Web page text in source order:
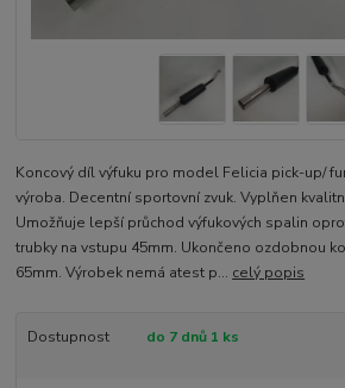
Koncový díl výfuku pro model Felicia pick-up/
výroba. Decentní sportovní zvuk. Vyplňen
Umožňuje lepší průchod výfukových spalin
trubky na vstupu 45mm. Ukončeno ozdobnou
65mm. Výrobek nemá atest p... celý popis
Dostupnost do 7 dnů 1 ks